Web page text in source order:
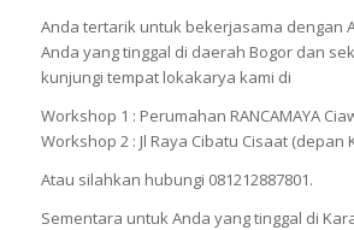
Anda tertarik untuk bekerjasama dengan
Anda yang tinggal di daerah Bogor dan
kunjungi tempat lokakarya kami di
Workshop 1 : Perumahan RANCAMAYA
Workshop 2 : Jl Raya Cibatu Cisaat (depan
Atau silahkan hubungi 081212887801.
Sementara untuk Anda yang tinggal di